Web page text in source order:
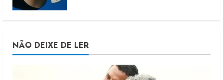
NÃO DEIXE DE LER